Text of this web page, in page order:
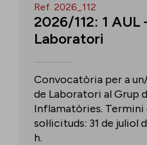
Ref. 2026_112
2026/112: 1 AUL
Laboratori
Convocatòria per a
de Laboratori al Grup
Inflamatòries.
sol·licituds: 31 de juliol
h.